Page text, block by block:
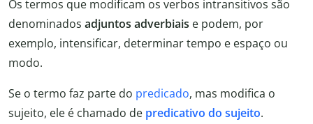
Os termos que modificam os verbos intransitivos são
denominados adjuntos adverbiais e podem, por
exemplo, intensificar, determinar tempo e espaço ou
modo.
Se o termo faz parte do predicado, mas modifica o
sujeito, ele é chamado de predicativo do sujeito.